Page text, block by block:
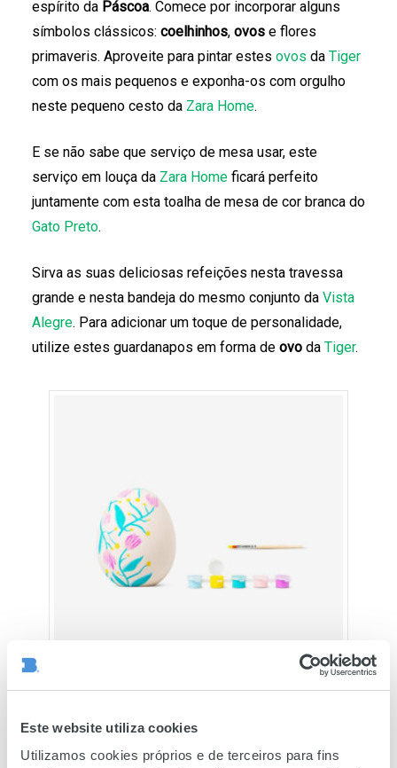
Este website utiliza cookies
Utilizamos cookies próprios e de terceiros para fins
espírito da Páscoa. Comece por incorporar alguns
símbolos clássicos: coelhinhos, ovos e flores
primaveris. Aproveite para pintar estes ovos da Tiger
com os mais pequenos e exponha-os com orgulho
neste pequeno cesto da Zara Home.
E se não sabe que serviço de mesa usar, este
serviço em louça da Zara Homeficará perfeito
juntamente com esta toalha de mesa de cor branca do
Gato Preto.
Sirva as suas deliciosas refeições nesta travessa
grande e nesta bandeja do mesmo conjunto da Vista
Alegre. Para adicionar um toque de personalidade,
utilize estes guardanapos em forma de ovoda Tiger.